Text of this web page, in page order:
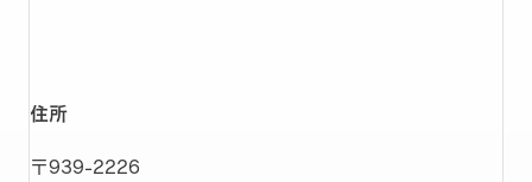
住所
〒939-2226